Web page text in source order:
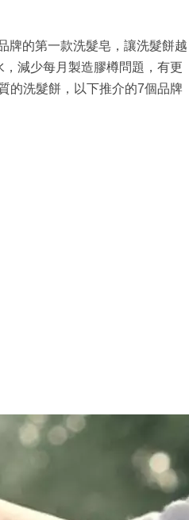
牌的第一款洗髮皂，讓洗髮餅越
減少每月製造膠樽問題，有更
的洗髮餅，以下推介的7個品牌